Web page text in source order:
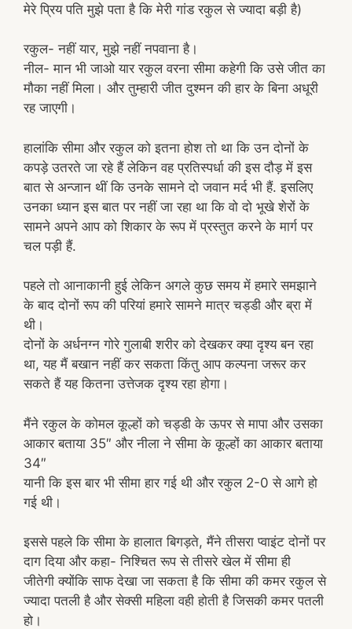
मेरे प्रिय पति मुझे पता है कि मेरी गांड रकुल से ज्यादा बड़ी है)
रकुल- नहीं यार, मुझे नहीं नपवाना है।
नील- मान भी जाओ यार रकुल वरना सीमा कहेगी कि उसे जीत का
मौका नहीं मिला। और तुम्हारी जीत दुश्मन की हार के बिना अधूरी
रह जाएगी।
हालांकि सीमा और रकुल को इतना होश तो था कि उन दोनों के
कपड़े उतरते जा रहे हैं लेकिन वह प्रतिस्पर्धा की इस दौड़ में इस
बात से अन्जान थीं कि उनके सामने दो जवान मर्द भी हैं. इसलिए
उनका ध्यान इस बात पर नहीं जा रहा था कि वो दो भूखे शेरों के
सामने अपने आप को शिकार के रूप में प्रस्तुत करने के मार्ग पर
चल पड़ी हैं.
पहले तो आनाकानी हुई लेकिन अगले कुछ समय में हमारे समझाने
के बाद दोनों रूप की परियां हमारे सामने मात्र चड्डी और ब्रा में
थी।
दोनों के अर्धनग्न गोरे गुलाबी शरीर को देखकर क्या दृश्य बन रहा
था, यह मैं बखान नहीं कर सकता किंतु आप कल्पना जरूर कर
सकते हैं यह कितना उत्तेजक दृश्य रहा होगा।
मैंने रकुल के कोमल कूल्हों को चड्डी के ऊपर से मापा और उसका
आकार बताया 35″ और नीला ने सीमा के कूल्हों का आकार बताया
34″
यानी कि इस बार भी सीमा हार गई थी और रकुल 2-0 से आगे हो
गई थी।
इससे पहले कि सीमा के हालात बिगड़ते, मैंने तीसरा प्वाइंट दोनों पर
दाग दिया और कहा- निश्चित रूप से तीसरे खेल में सीमा ही
जीतेगी क्योंकि साफ देखा जा सकता है कि सीमा की कमर रकुल से
ज्यादा पतली है और सेक्सी महिला वही होती है जिसकी कमर पतली
हो।